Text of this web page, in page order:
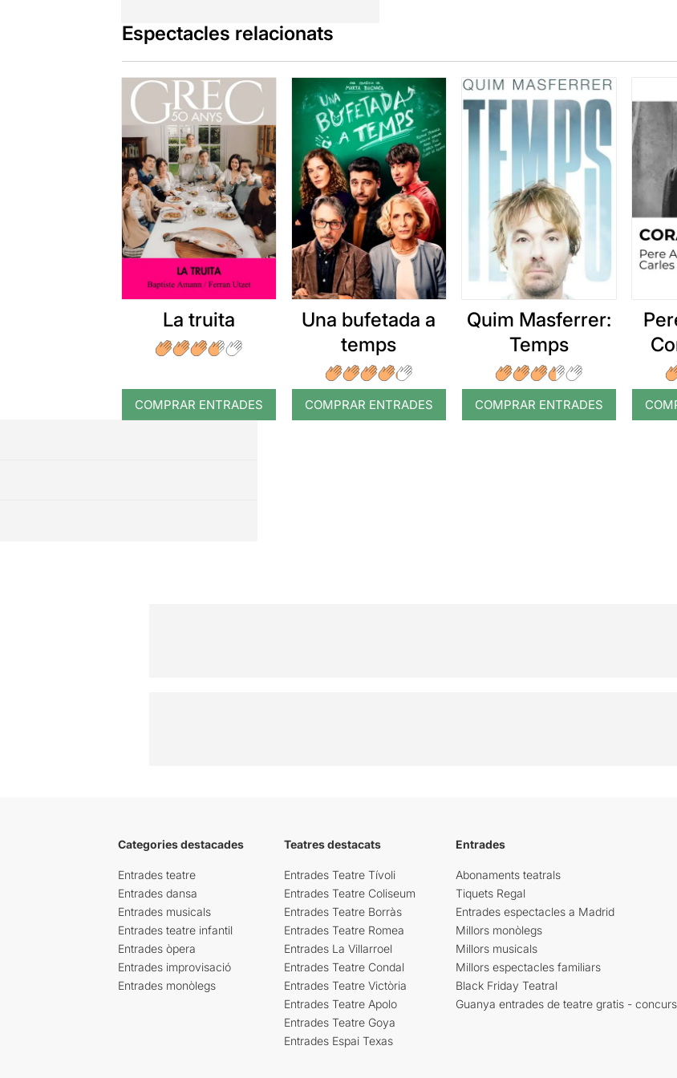
es deixa la pell en un llarg monòleg, malgrat que no ho sembla
escenografia senzilla i una magnífica il·luminació, música i
personatge que representa.
L'obra és un viatge per la vida de l'actor, un text molt poètic per
escenes són dialogades amb interlocutors invisibles, la mare,
Taylor, el seu ajudant, un amant esporàdic, la premsa, Marlon
Una excel·lent proposta.Una memorable interpretació, que per
bojament enamorats del Teatre
Per veure la ressenya original, només cal clicar en aquest
ENLLAÇ
Espectacles relacionats
La truita
COMPRAR ENTRADES
Una bufetada a
temps
COMPRAR ENTRADES
Quim Masferrer:
Temps
COMPRAR ENTRADES
Categories destacades
Entrades teatre
Entrades dansa
Entrades musicals
Entrades teatre infantil
Entrades òpera
Entrades improvisació
Entrades monòlegs
Teatres destacats
Entrades Teatre Tívoli
Entrades Teatre Coliseum
Entrades Teatre Borràs
Entrades Teatre Romea
Entrades La Villarroel
Entrades Teatre Condal
Entrades Teatre Victòria
Entrades Teatre Apolo
Entrades Teatre Goya
Entrades Espai Texas
Entrades
Abonaments teatrals
Tiquets Regal
Entrades espectacles a Madrid
Millors monòlegs
Millors musicals
Millors espectacles familiars
Black Friday Teatral
Guanya entrades de teatre gratis -